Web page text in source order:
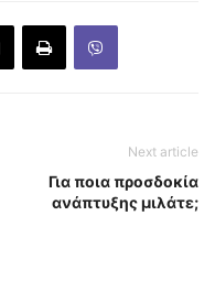
Next article
Για ποια προσδοκία
ανάπτυξης μιλάτε;